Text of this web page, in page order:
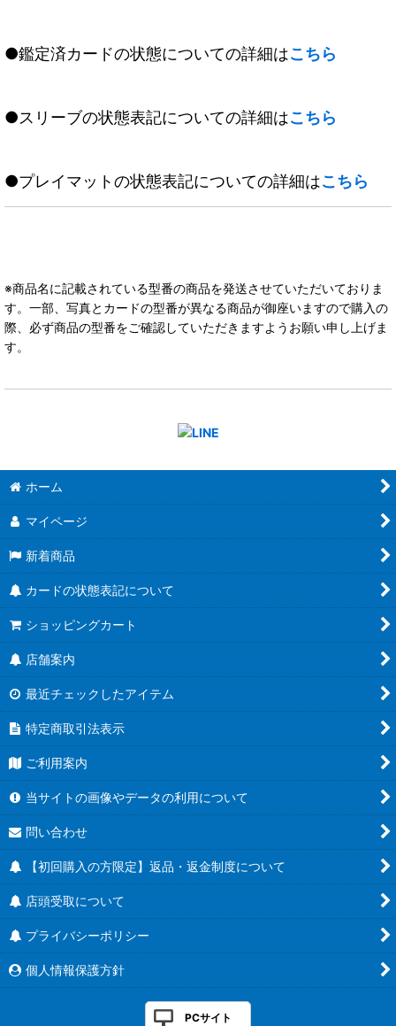
●鑑定済カードの状態についての詳細はこちら
●スリーブの状態表記についての詳細はこちら
●プレイマットの状態表記についての詳細はこちら
※商品名に記載されている型番の商品を発送させていただいておりま
す。一部、写真とカードの型番が異なる商品が御座いますので購入の
際、必ず商品の型番をご確認していただきますようお願い申し上げま
す。
ホーム
マイページ
新着商品
カードの状態表記について
ショッピングカート
店舗案内
最近チェックしたアイテム
特定商取引法表示
ご利用案内
当サイトの画像やデータの利用について
問い合わせ
【初回購入の方限定】返品・返金制度について
店頭受取について
プライバシーポリシー
個人情報保護方針
PCサイト